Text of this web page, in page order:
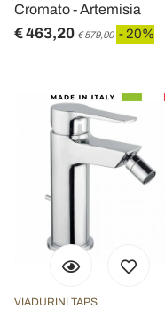
Cromato - Artemisia
€ 463,20 € 579,00 - 20%
VIADURINI TAPS